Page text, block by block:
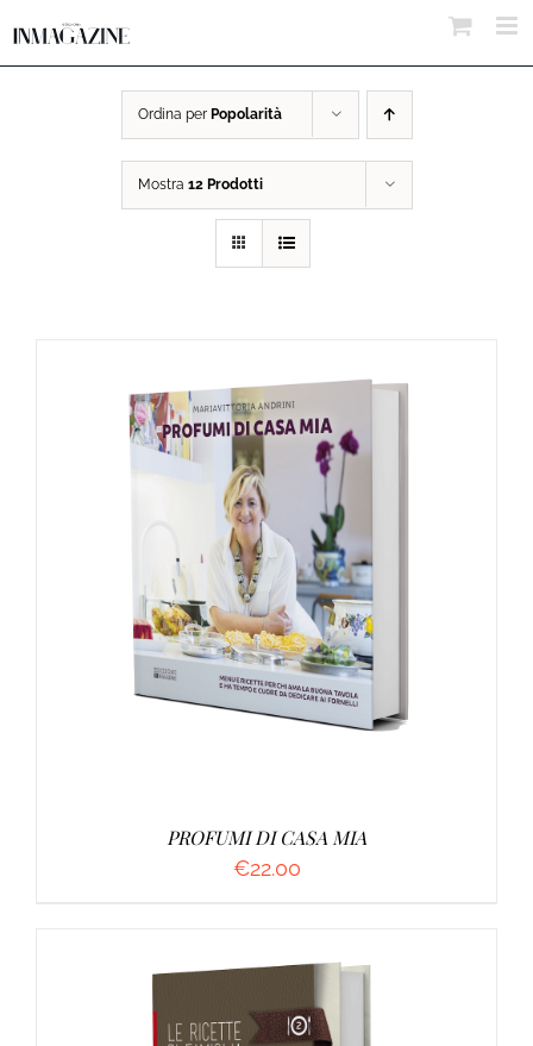
Ordina per Popolarità
Mostra 12 Prodotti
AGGIUNGI AL CARRELLO / DETTAGLI
PROFUMI DI CASA MIA
€22.00